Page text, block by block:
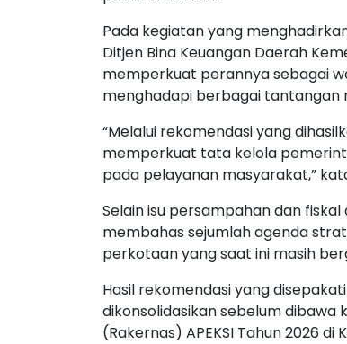
Pada kegiatan yang
Ditjen Bina Keuangan Daerah
memperkuat perannya sebagai
menghadapi berbagai tantangan
“Melalui rekomendasi yang
memperkuat tata kelola
pada pelayanan masyarakat,”
Selain isu persampahan dan fiskal
membahas sejumlah agenda
perkotaan yang saat ini masih
Hasil rekomendasi yang
dikonsolidasikan sebelum dibawa
(Rakernas) APEKSI Tahun 2026